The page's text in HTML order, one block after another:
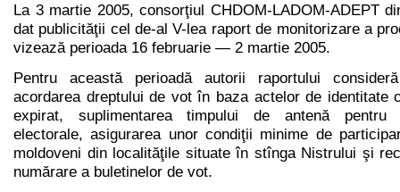
La 3 martie 2005, consorţiul CHDOM-LADOM-ADEPT
dat publicităţii cel de-al V-lea raport de monitorizare a
vizează perioada 16 februarie — 2 martie 2005.
Pentru această perioadă autorii raportului
acordarea dreptului de vot în baza actelor de identitate
expirat, suplimentarea timpului de antenă pentru
electorale, asigurarea unor condiţii minime de
moldoveni din localităţile situate în stînga Nistrului şi
numărare a buletinelor de vot.